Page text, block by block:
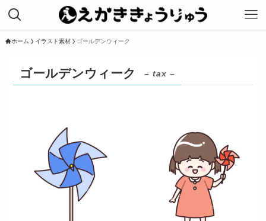
ホーム イラスト素材 ゴールデンウィーク
ゴールデンウィーク – tax –